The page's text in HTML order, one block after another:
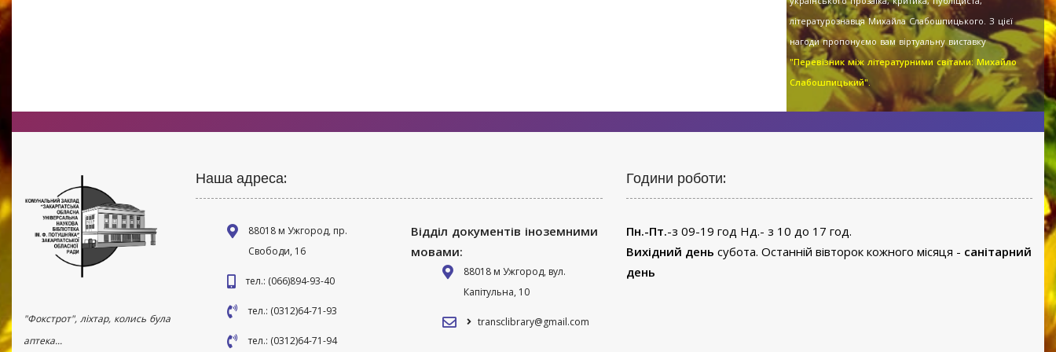
літературознавця Михайла Слабошпицького. З цієї
нагоди пропонуємо вам віртуальну виставку
"Перевізник між літературними світами: Михайло
Слабошпицький".
"Фокстрот", ліхтар, колись була
аптека...
Наша адреса:
88018 м Ужгород, пр.
Свободи, 16
тел.: (066)894-93-40
тел.: (0312)64-71-93
тел.: (0312)64-71-94
Відділ документів іноземними
мовами:
88018 м Ужгород, вул.
Капітульна, 10
transclibrary@gmail.com
Години роботи:
Пн.-Пт.-з 09-19 год Нд.- з 10 до 17 год.
Вихідний день субота. Останній вівторок кожного місяця - санітарний
день